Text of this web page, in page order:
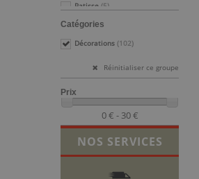
Patisse (5)
Scrapcooking
Tala(2)
Catégories
Décorations (102)
Réinitialiser ce groupe
Prix
0 € - 30 €
NOS SERVICES